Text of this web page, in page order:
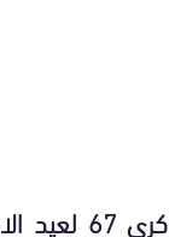
احتفاء بالذكرى 47